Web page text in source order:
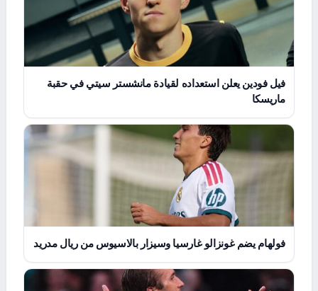
فيل فودين يعلن استعداده لقيادة مانشستر سيتي في حقبة
ماريسكا
فولهام يضم غونزالو غارسيا وسيزار بالاسيوس من ريال مدريد